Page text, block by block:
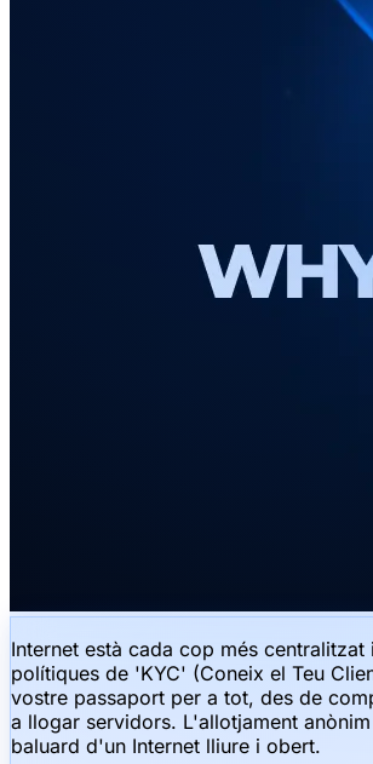
Internet està cada cop més centralitzat
polítiques de 'KYC' (Coneix el Teu
vostre passaport per a tot, des de
a llogar servidors. L'allotjament
baluard d'un Internet lliure i obert.